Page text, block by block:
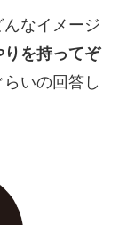
なイメージ
りを持ってぞ
らいの回答し